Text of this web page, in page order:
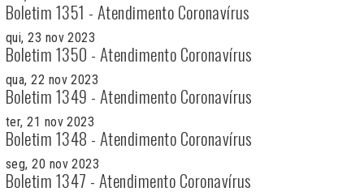
Boletim 1351 - Atendimento Coronavírus
qui, 23 nov 2023
Boletim 1350 - Atendimento Coronavírus
qua, 22 nov 2023
Boletim 1349 - Atendimento Coronavírus
ter, 21 nov 2023
Boletim 1348 - Atendimento Coronavírus
seg, 20 nov 2023
Boletim 1347 - Atendimento Coronavírus